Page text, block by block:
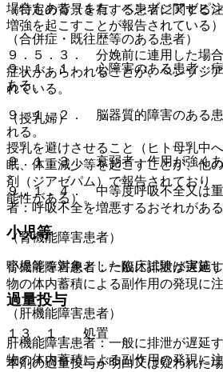
場合もある（また、ベンゾジアゼピ
増強を起こすことが報告されている）
９．５．３． 分娩前に連用した場
症状があらわれることが、ベンゾジ
れている。
（授乳婦）
授乳を避けさせること（ヒト母乳中
眠、体重減少等を起こすことが、他
剤（ジアゼパム）で報告されており
能性がある）。
小児等
小児等を対象とした臨床試験は実施
過量投与
１３．１． 処置
本剤の過量投与が明白又は疑われた
（特定の背景を有する患者に関する
（合併症・既往歴等のある患者）
９．１．１． 心障害のある患者：
ある。
９．１．２． 脳器質的障害のある
れる。
９．１．３． 衰弱者：作用が強く
９．１．４． 中等度呼吸不全又は
者：呼吸不全を増悪するおそれがある
（腎機能障害患者）
腎機能障害患者：一般に排泄が遅延
物の体内蓄積による副作用の発現に注
（肝機能障害患者）
肝機能障害患者：一般に排泄が遅延
物の体内蓄積による副作用の発現に注